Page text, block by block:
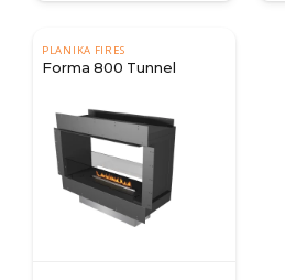
PLANIKA FIRES
Forma 800 Tunnel